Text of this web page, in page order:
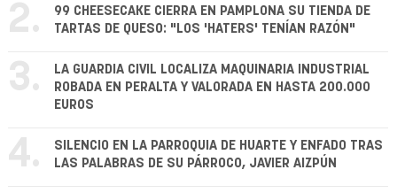
2.
99 CHEESECAKE CIERRA EN PAMPLONA SU TIENDA DE
TARTAS DE QUESO: "LOS 'HATERS' TENÍAN RAZÓN"
3.
LA GUARDIA CIVIL LOCALIZA MAQUINARIA INDUSTRIAL
ROBADA EN PERALTA Y VALORADA EN HASTA 200.000
EUROS
4.
SILENCIO EN LA PARROQUIA DE HUARTE Y ENFADO TRAS
LAS PALABRAS DE SU PÁRROCO, JAVIER AIZPÚN